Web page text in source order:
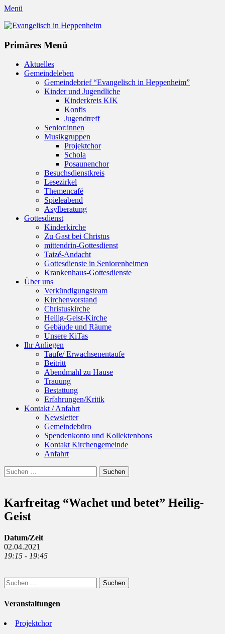
Menü
Evangelisch in Heppenheim
Primäres Menü
Zum
Inhalt
Aktuelles
Gemeindeleben
Gemeindebrief “Evangelisch in Heppenheim”
Kinder und Jugendliche
Kinderkreis KIK
Konfis
Jugendtreff
Senior:innen
Musikgruppen
Projektchor
Schola
Posaunenchor
Besuchsdienstkreis
Lesezirkel
Themencafé
Spieleabend
Asylberatung
Gottesdienst
Kinderkirche
Zu Gast bei Christus
mittendrin-Gottesdienst
Taizé-Andacht
Gottesdienste in Seniorenheimen
Krankenhaus-Gottesdienste
Über uns
Verkündigungsteam
Kirchenvorstand
Christuskirche
Heilig-Geist-Kirche
Gebäude und Räume
Unsere KiTas
Ihr Anliegen
Taufe/ Erwachsenentaufe
Beitritt
Abendmahl zu Hause
Trauung
Bestattung
Erfahrungen/Kritik
Kontakt / Anfahrt
Newsletter
Gemeindebüro
Spendenkonto und Kollektenbons
Kontakt Kirchengemeinde
Anfahrt
Suchen
Suchen
nach:
Karfreitag “Wachet und betet” Heilig-
Geist
Datum/Zeit
02.04.2021
19:15 - 19:45
Suchen
nach:
Veranstaltungen
Projektchor